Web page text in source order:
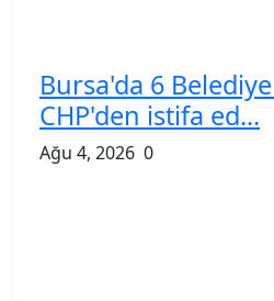
Bursa'da 6 Belediye
CHP'den istifa ed...
Ağu 4, 2026 0